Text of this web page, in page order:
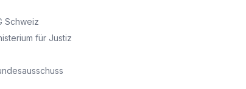
Schweiz
für Justiz